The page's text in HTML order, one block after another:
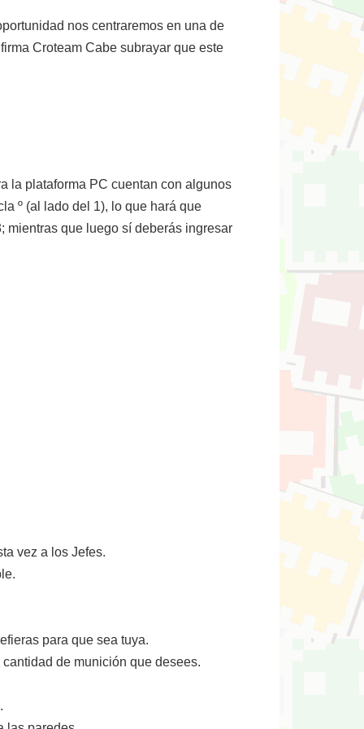
nos centraremos en una de
Croteam Cabe subrayar que este
la plataforma PC cuentan con algunos
º (al lado del 1), lo que hará que
mientras que luego sí deberás ingresar
vez a los Jefes.
para que sea tuya.
de munición que desees.